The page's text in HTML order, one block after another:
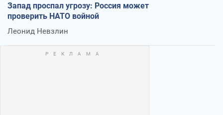
Запад проспал угрозу: Россия может
проверить НАТО войной
Леонид Невзлин